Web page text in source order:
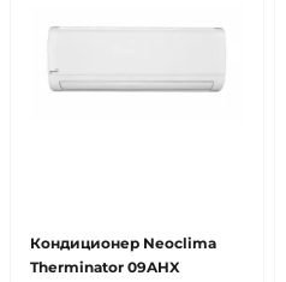
Кондиционер Neoclima
Therminator 09AHX